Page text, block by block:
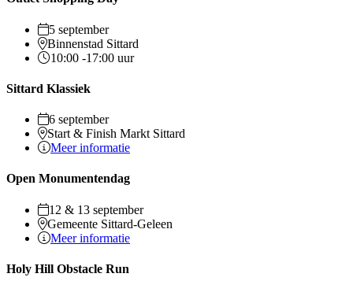
5 september
Binnenstad Sittard
10:00 -17:00 uur
Sittard Klassiek
6 september
Start & Finish Markt Sittard
Meer informatie
Open Monumentendag
12 & 13 september
Gemeente Sittard-Geleen
Meer informatie
Holy Hill Obstacle Run